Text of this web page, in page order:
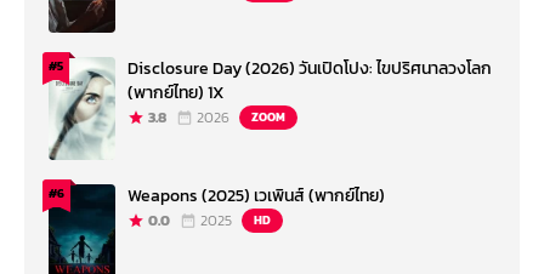
#5
Disclosure Day (2026) วันเปิดโปง: ไขปริศนาลวงโลก
(พากย์ไทย) 1X
3.8 2026 ZOOM
#6 Weapons (2025) เวเพินส์ (พากย์ไทย)
0.0 2025 HD